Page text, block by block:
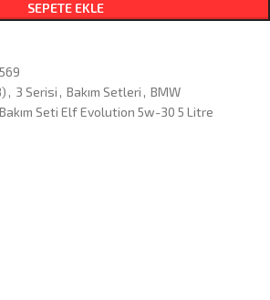
SEPETE EKLE
, 3 Serisi , Bakım Setleri , BMW
Seti Elf Evolution 5w-30 5 Litre